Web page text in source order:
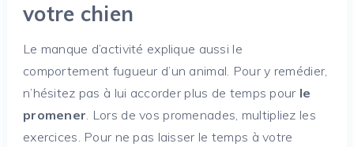
votre chien
Le manque d’activité explique aussi le
comportement fugueur d’un animal. Pour y remédier,
n’hésitez pas à lui accorder plus de temps pour le
promener. Lors de vos promenades, multipliez les
exercices. Pour ne pas laisser le temps à votre